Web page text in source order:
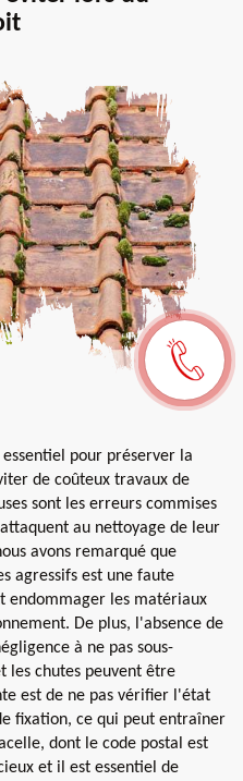
pour préserver la
de coûteux travaux de
sont les erreurs commises
au nettoyage de leur
avons remarqué que
agressifs est une faute
endommager les matériaux
De plus, l'absence de
à ne pas sous-
les chutes peuvent être
est de ne pas vérifier l'état
fixation, ce qui peut entraîner
dont le code postal est
et il est essentiel de